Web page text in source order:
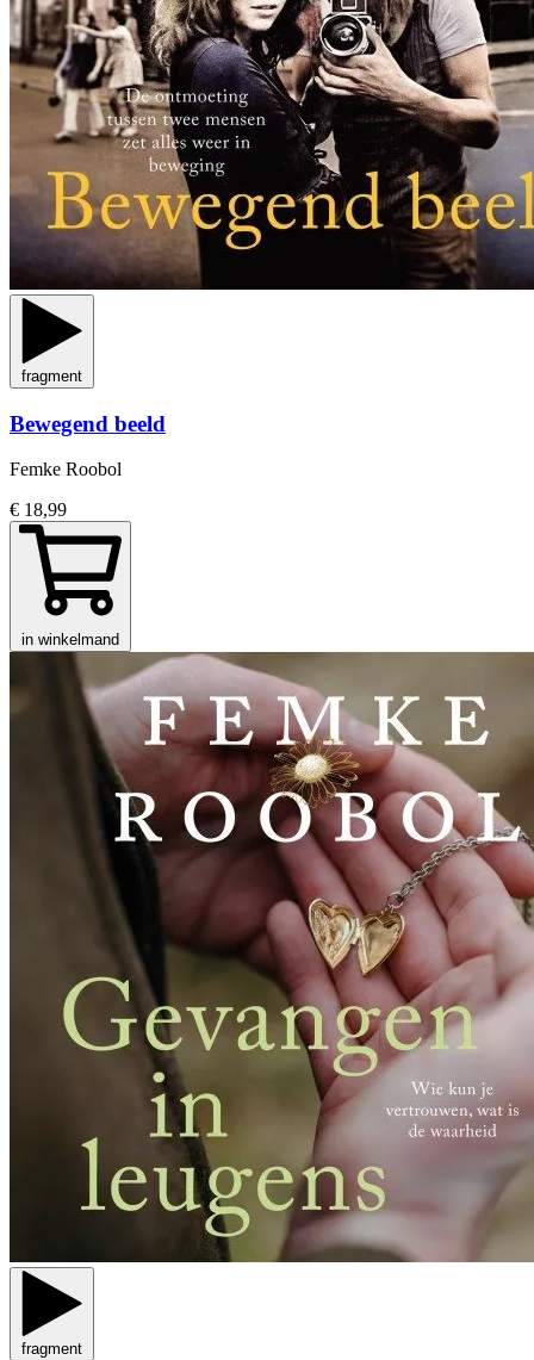
fragment
Bewegend beeld
Femke Roobol
€ 18,99
in winkelmand
fragment